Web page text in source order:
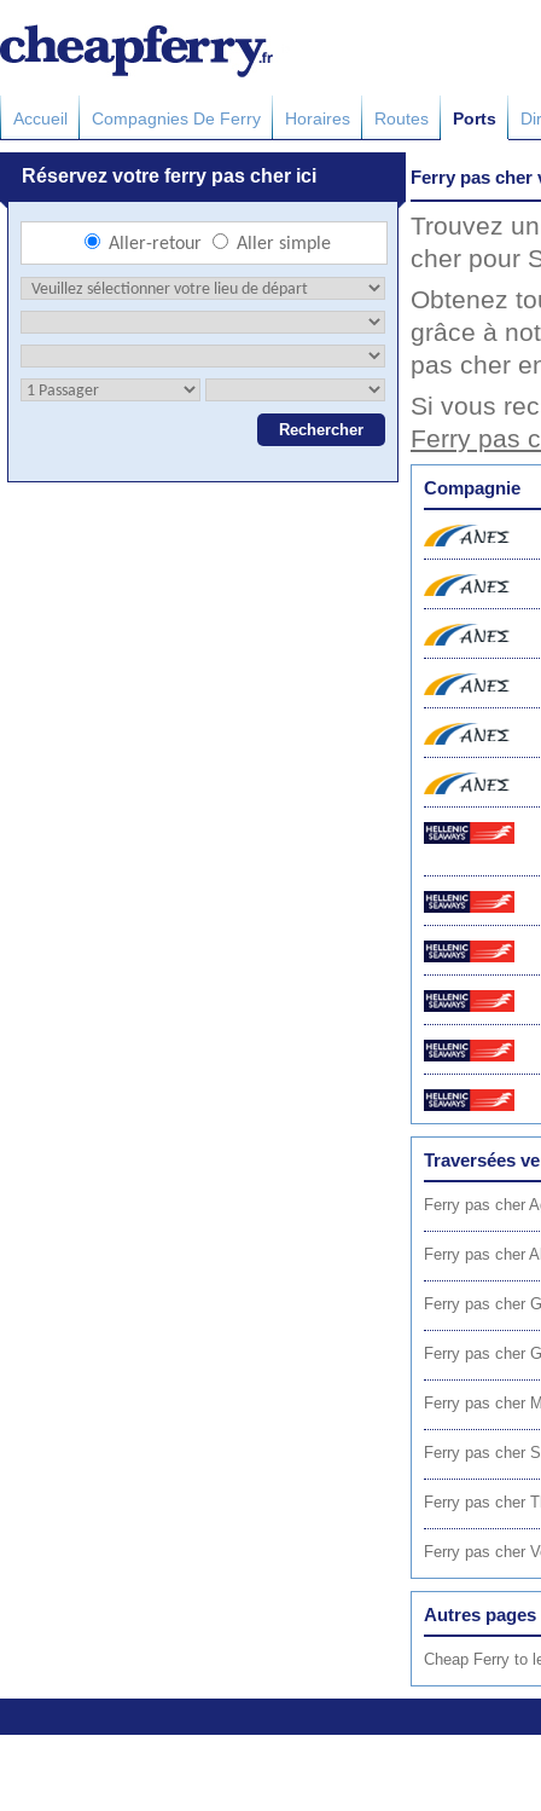
Accueil Compagnies De Ferry Horaires Routes Ports
Ferry pas cher
Trouvez
cher pour
Obtenez
grâce à
pas cher
Si vous
Ferry pas
Compagnie
Traversées
Ferry pas cher
Ferry pas cher
Ferry pas cher
Ferry pas cher
Ferry pas cher
Ferry pas cher
Ferry pas cher
Ferry pas cher
Autres pages
Cheap Ferry to